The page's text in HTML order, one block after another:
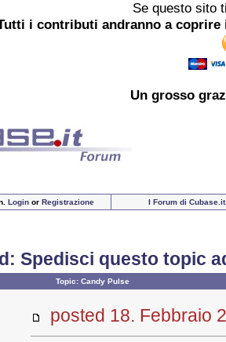
Se questo sito
i contributi andranno a
Un grosso
Loginor Registrazione I Forum di
Spedisci questo topic
Topic: Candy Pulse
posted 18.